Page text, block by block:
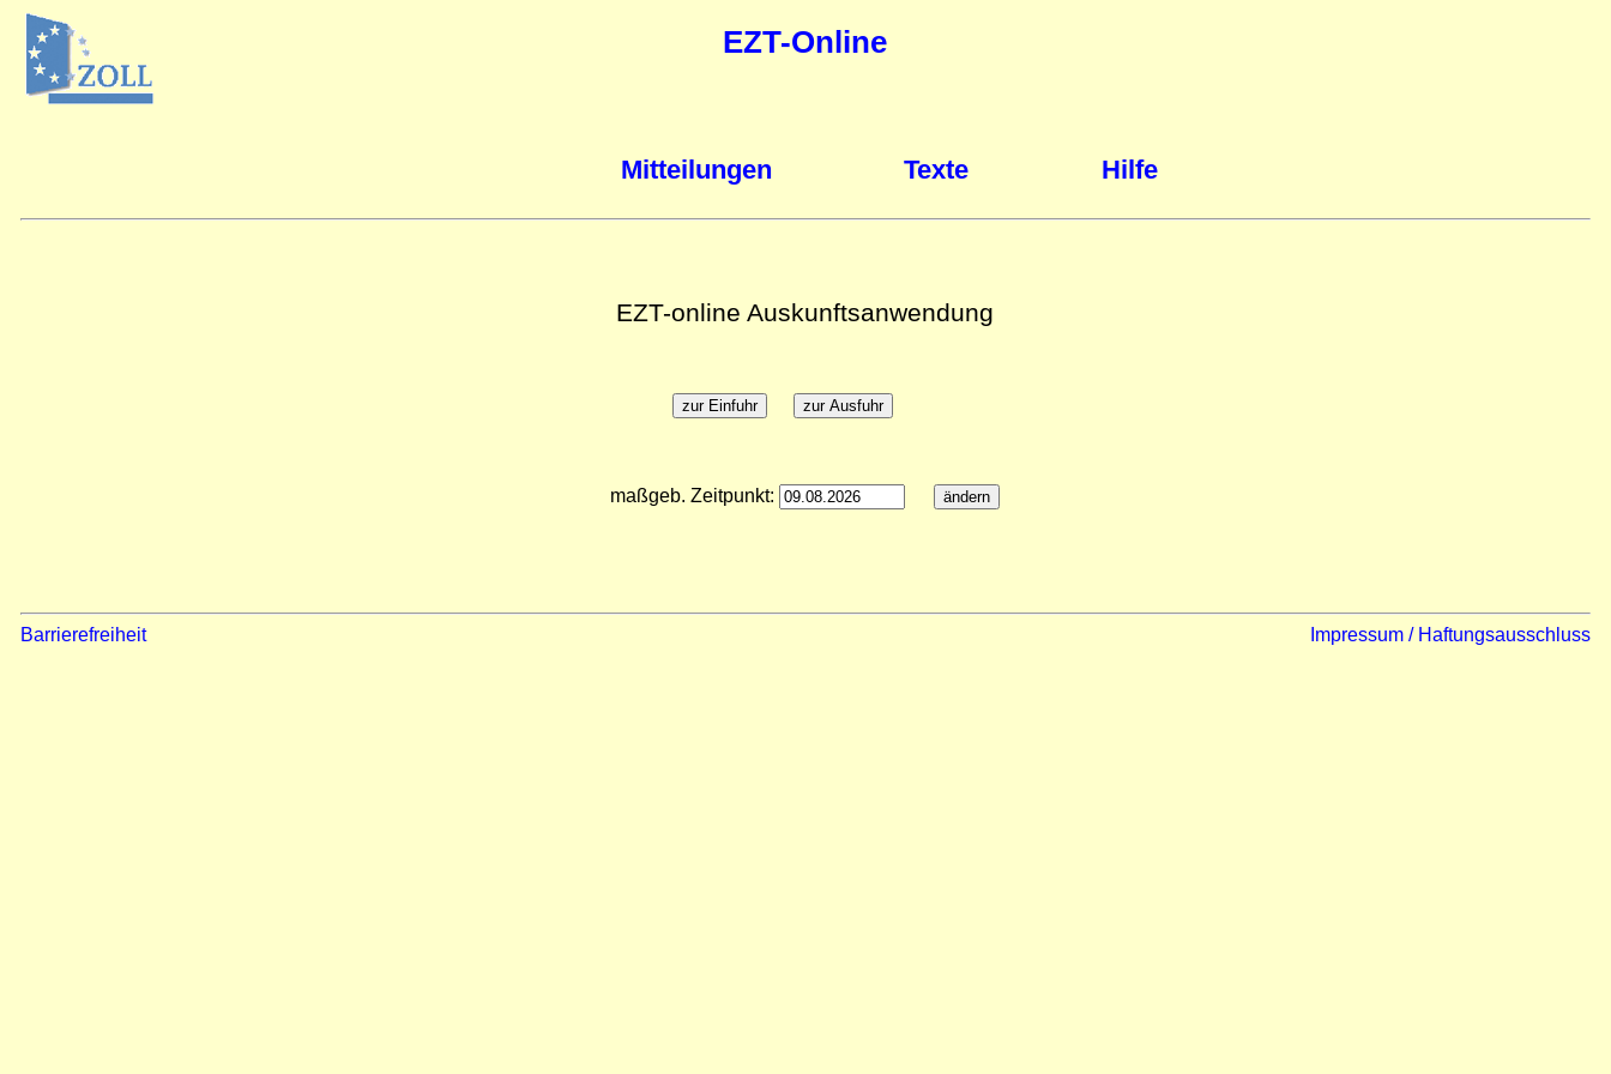
EZT-Online
Mitteilungen Texte Hilfe
EZT-online Auskunftsanwendung
maßgeb. Zeitpunkt:
Barrierefreiheit Impressum / Haftungsausschluss